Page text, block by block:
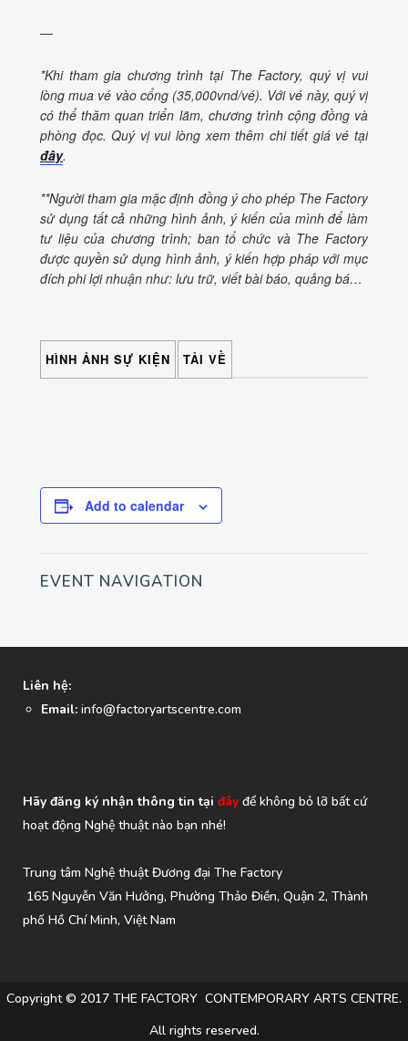
—
*Khi tham gia chương trình tại The Factory, quý vị vui
lòng mua vé vào cổng (35,000vnd/vé). Với vé này, quý vị
có thể thăm quan triển lãm, chương trình cộng đồng và
phòng đọc. Quý vị vui lòng xem thêm chi tiết giá vé tại
đây.
**Người tham gia mặc định đồng ý cho phép The Factory
sử dụng tất cả những hình ảnh, ý kiến của mình để làm
tư liệu của chương trình; ban tổ chức và The Factory
được quyền sử dụng hình ảnh, ý kiến hợp pháp với mục
đích phi lợi nhuận như: lưu trữ, viết bài báo, quảng bá…
HÌNH ẢNH SỰ KIỆN TẢI VỀ
Add to calendar
EVENT NAVIGATION
Liên hệ:
Email: info@factoryartscentre.com
Hãy đăng ký nhận thông tin tại đây để không bỏ lỡ bất cứ
hoạt động Nghệ thuật nào bạn nhé!
Trung tâm Nghệ thuật Đương đại The Factory
165 Nguyễn Văn Hưởng, Phường Thảo Điền, Quận 2, Thành
phố Hồ Chí Minh, Việt Nam
Copyright © 2017 THE FACTORY CONTEMPORARY ARTS CENTRE.
All rights reserved.